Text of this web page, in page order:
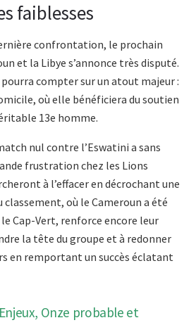
faiblesses
confrontation, le prochain
et la Libye s’annonce très disputé.
pourra compter sur un atout majeur :
où elle bénéficiera du soutien
13e homme.
nul contre l’Eswatini a sans
frustration chez les Lions
à l’effacer en décrochant une
où le Cameroun a été
Cap-Vert, renforce encore leur
la tête du groupe et à redonner
en remportant un succès éclatant
Onze probable et